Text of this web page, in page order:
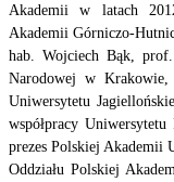
Akademii w latach
Akademii Górniczo-
hab. Wojciech Bąk,
Narodowej w
Uniwersytetu
współpracy
prezes Polskiej Akademii
Oddziału Polskiej